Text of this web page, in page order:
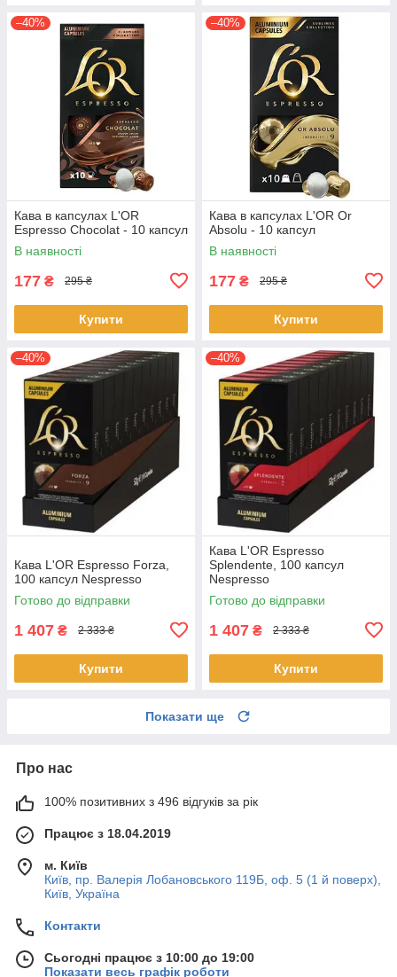
–40%
Кава в капсулах L'OR
Espresso Chocolat - 10 капсул
В наявності
177 ₴ 295 ₴
Купити
–40%
Кава в капсулах L'OR Or
Absolu - 10 капсул
В наявності
177 ₴ 295 ₴
Купити
–40%
Кава L'OR Espresso Forza,
100 капсул Nespresso
Готово до відправки
1 407 ₴ 2 333 ₴
Купити
–40%
Кава L'OR Espresso
Splendente, 100 капсул
Nespresso
Готово до відправки
1 407 ₴ 2 333 ₴
Купити
Показати ще
Про нас
100% позитивних з 496 відгуків за рік
Працює з 18.04.2019
м. Київ
Київ, пр. Валерія Лобановського 119Б, оф. 5 (1 й поверх),
Київ, Україна
Контакти
Сьогодні працює з 10:00 до 19:00
Показати весь графік роботи